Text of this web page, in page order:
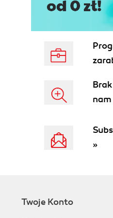
Grupowanie zdjęć,
ROZDZIAŁ 2. Cała w
Edycja zdjęć w
Redukcja szumu na
Wyostrzanie zdjęć w
Różnicowanie
Negative firmy Adobe
Zdjęcia o podwyższonej
Kadrowanie zgodne z
nam
»
Twoje Konto